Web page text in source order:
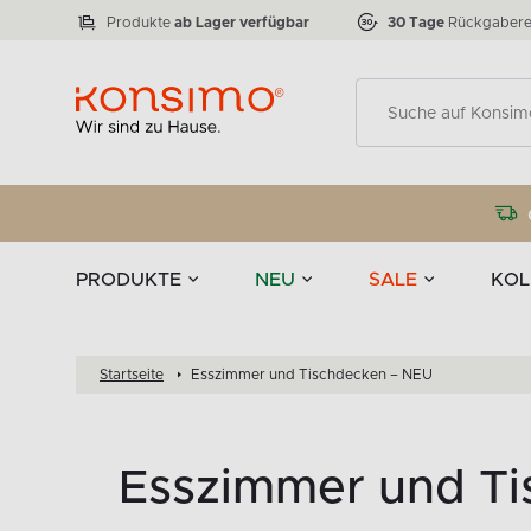
Produkte ab Lager verfügbar 30 Tage
PRODUKTE NEU SALE
Tischgeschirr
zu 50 %
VICTO Anzahl der Produkte:77
ELEGANT Anzahl der Produkte:888
Startseite Esszimmer und Tischdecken – NEU
Esszimmer und